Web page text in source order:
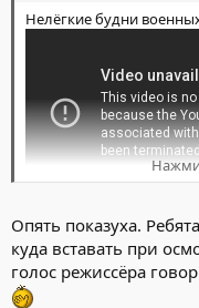
Нелёгкие будни
Опять показуха.
куда вставать при
голос режиссёра